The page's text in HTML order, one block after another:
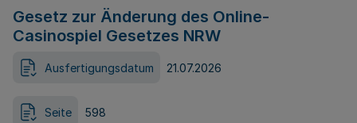
Gesetz zur Änderung des Online-
Casinospiel Gesetzes NRW
Ausfertigungsdatum 21.07.2026
Seite 598